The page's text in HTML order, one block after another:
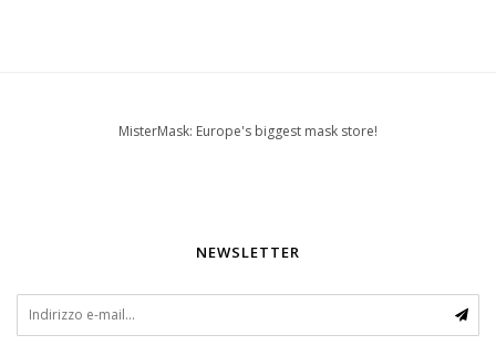
MisterMask: Europe's biggest mask store!
NEWSLETTER